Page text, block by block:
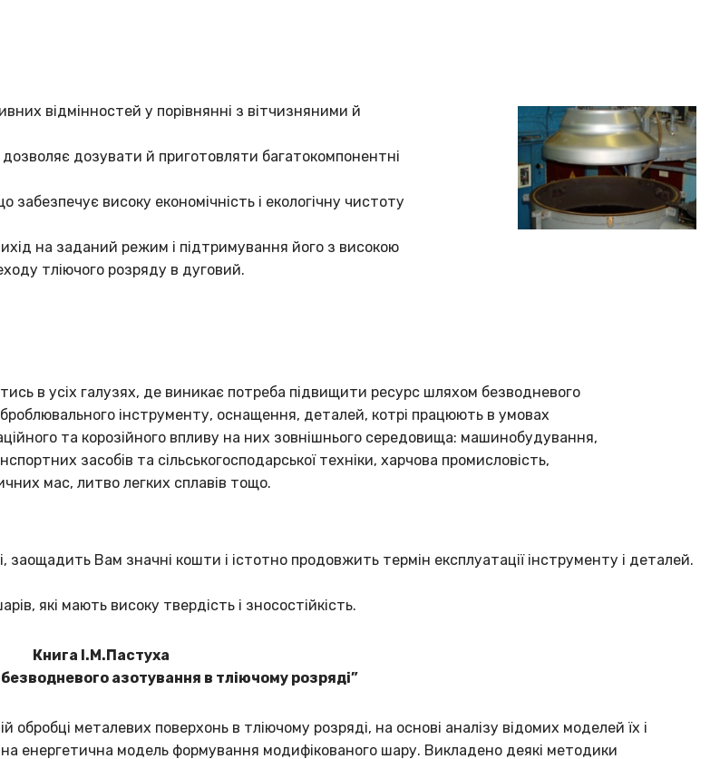
відмінностей у порівнянні з вітчизняними й
дозувати й приготовляти багатокомпонентні
забезпечує високу економічність і екологічну чистоту
на заданий режим і підтримування його з високою
тліючого розряду в дуговий.
в усіх галузях, де виникає потреба підвищити ресурс шляхом безводневого
інструменту, оснащення, деталей, котрі працюють в умовах
та корозійного впливу на них зовнішнього середовища: машинобудування,
засобів та сільськогосподарської техніки, харчова промисловість,
мас, литво легких сплавів тощо.
Вам значні кошти і істотно продовжить термін експлуатації інструменту і деталей.
які мають високу твердість і зносостійкість.
Книга І.М.Пастуха
азотування в тліючому розряді”
металевих поверхонь в тліючому розряді, на основі аналізу відомих моделей їх і
енергетична модель формування модифікованого шару. Викладено деякі методики